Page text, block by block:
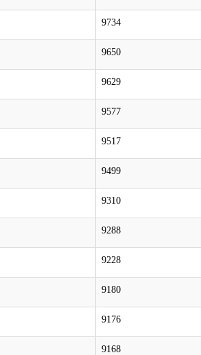
9734
9650
9629
9577
9517
9499
9310
9288
9228
9180
9176
9168